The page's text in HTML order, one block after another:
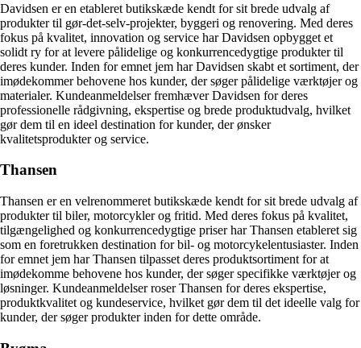
Davidsen er en etableret butikskæde kendt for sit brede udvalg af
produkter til gør-det-selv-projekter, byggeri og renovering. Med deres
fokus på kvalitet, innovation og service har Davidsen opbygget et
solidt ry for at levere pålidelige og konkurrencedygtige produkter til
deres kunder. Inden for emnet jem har Davidsen skabt et sortiment, der
imødekommer behovene hos kunder, der søger pålidelige værktøjer og
materialer. Kundeanmeldelser fremhæver Davidsen for deres
professionelle rådgivning, ekspertise og brede produktudvalg, hvilket
gør dem til en ideel destination for kunder, der ønsker
kvalitetsprodukter og service.
Thansen
Thansen er en velrenommeret butikskæde kendt for sit brede udvalg af
produkter til biler, motorcykler og fritid. Med deres fokus på kvalitet,
tilgængelighed og konkurrencedygtige priser har Thansen etableret sig
som en foretrukken destination for bil- og motorcykelentusiaster. Inden
for emnet jem har Thansen tilpasset deres produktsortiment for at
imødekomme behovene hos kunder, der søger specifikke værktøjer og
løsninger. Kundeanmeldelser roser Thansen for deres ekspertise,
produktkvalitet og kundeservice, hvilket gør dem til det ideelle valg for
kunder, der søger produkter inden for dette område.